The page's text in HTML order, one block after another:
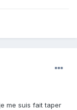
me suis fait taper